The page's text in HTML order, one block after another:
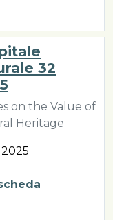
32
on the Value of
Heritage